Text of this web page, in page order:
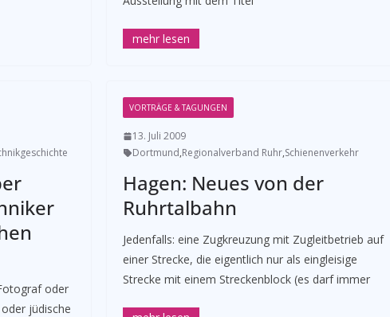
oder
jüdische
VORTRÄGE & TAGUNGEN
13. Juli 2009
Dortmund,Regionalverband Ruhr,Schienenverkehr
Hagen: Neues von der
Ruhrtalbahn
Jedenfalls: eine Zugkreuzung mit Zugleitbetrieb auf
einer Strecke, die eigentlich nur als eingleisige
Strecke mit einem Streckenblock (es darf immer